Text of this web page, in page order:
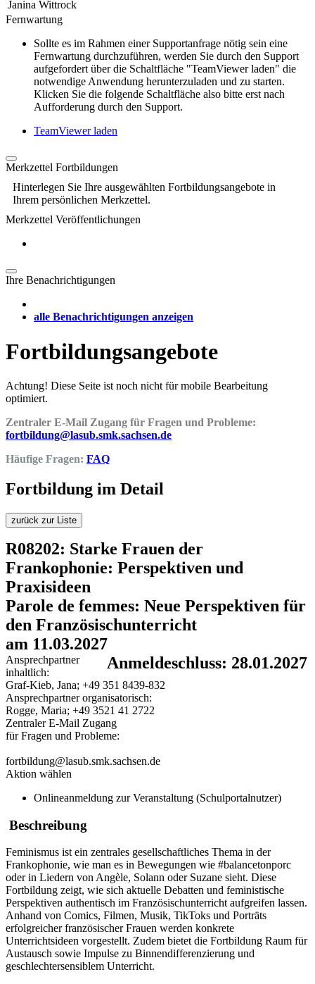
Janina Wittrock
Fernwartung
Sollte es im Rahmen einer Supportanfrage nötig sein eine
Fernwartung durchzuführen, werden Sie durch den Support
aufgefordert über die Schaltfläche "TeamViewer laden" die
notwendige Anwendung herunterzuladen und zu starten.
Klicken Sie die folgende Schaltfläche also bitte erst nach
Aufforderung durch den Support.
TeamViewer laden
Merkzettel Fortbildungen
Hinterlegen Sie Ihre ausgewählten Fortbildungsangebote in
Ihrem persönlichen Merkzettel.
Merkzettel Veröffentlichungen
Ihre Benachrichtigungen
alle Benachrichtigungen anzeigen
Fortbildungsangebote
Achtung! Diese Seite ist noch nicht für mobile Bearbeitung
optimiert.
Zentraler E-Mail Zugang für Fragen und Probleme:
fortbildung@lasub.smk.sachsen.de
Häufige Fragen: FAQ
Fortbildung im Detail
zurück zur Liste
R08202: Starke Frauen der
Frankophonie: Perspektiven und
Praxisideen
Parole de femmes: Neue Perspektiven für
den Französischunterricht
am 11.03.2027
Anmeldeschluss: 28.01.2027
Ansprechpartner
inhaltlich:
Graf-Kieb, Jana; +49 351 8439-832
Ansprechpartner organisatorisch:
Rogge, Maria; +49 3521 41 2722
Zentraler E-Mail Zugang
für Fragen und Probleme:
fortbildung@lasub.smk.sachsen.de
Aktion wählen
Onlineanmeldung zur Veranstaltung (Schulportalnutzer)
Beschreibung
Feminismus ist ein zentrales gesellschaftliches Thema in der
Frankophonie, wie man es in Bewegungen wie #balancetonporc
oder in Liedern von Angèle, Solann oder Suzane sieht. Diese
Fortbildung zeigt, wie sich aktuelle Debatten und feministische
Perspektiven authentisch im Französischunterricht aufgreifen lassen.
Anhand von Comics, Filmen, Musik, TikToks und Porträts
erfolgreicher französischer Frauen werden konkrete
Unterrichtsideen vorgestellt. Zudem bietet die Fortbildung Raum für
Austausch sowie Impulse zu Binnendifferenzierung und
geschlechtersensiblem Unterricht.